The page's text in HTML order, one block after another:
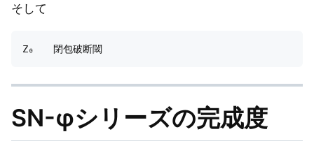
そして
SN-φシリーズの完成度